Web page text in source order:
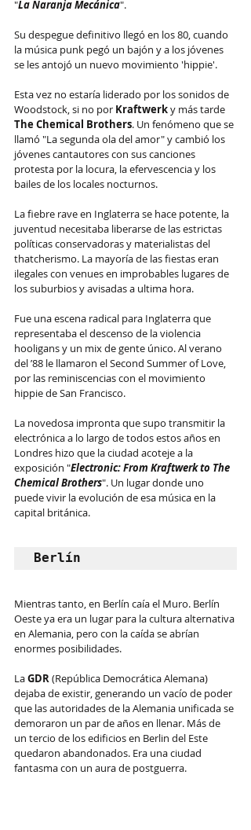
"La Naranja Mecánica".
Su despegue definitivo llegó en los 80, cuando
la música punk pegó un bajón y a los jóvenes
se les antojó un nuevo movimiento 'hippie'.
Esta vez no estaría liderado por los sonidos de
Woodstock, si no por Kraftwerk y más tarde
The Chemical Brothers. Un fenómeno que se
llamó "La segunda ola del amor" y cambió los
jóvenes cantautores con sus canciones
protesta por la locura, la efervescencia y los
bailes de los locales nocturnos.
La fiebre rave en Inglaterra se hace potente, la
juventud necesitaba liberarse de las estrictas
políticas conservadoras y materialistas del
thatcherismo. La mayoría de las fiestas eran
ilegales con venues en improbables lugares de
los suburbios y avisadas a ultima hora.
Fue una escena radical para Inglaterra que
representaba el descenso de la violencia
hooligans y un mix de gente único. Al verano
del ’88 le llamaron el Second Summer of Love,
por las reminiscencias con el movimiento
hippie de San Francisco.
La novedosa impronta que supo transmitir la
electrónica a lo largo de todos estos años en
Londres hizo que la ciudad acoteje a la
exposición "Electronic: From Kraftwerk to The
Chemical Brothers". Un lugar donde uno
puede vivir la evolución de esa música en la
capital británica.
Berlín
Mientras tanto, en Berlín caía el Muro. Berlín
Oeste ya era un lugar para la cultura alternativa
en Alemania, pero con la caída se abrían
enormes posibilidades.
La GDR (República Democrática Alemana)
dejaba de existir, generando un vacío de poder
que las autoridades de la Alemania unificada se
demoraron un par de años en llenar. Más de
un tercio de los edificios en Berlin del Este
quedaron abandonados. Era una ciudad
fantasma con un aura de postguerra.